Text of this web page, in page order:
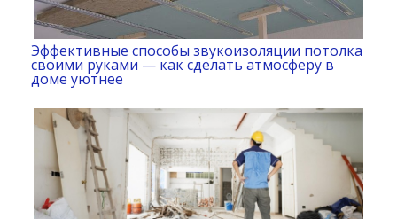
Эффективные способы звукоизоляции потолка
своими руками — как сделать атмосферу в
доме уютнее